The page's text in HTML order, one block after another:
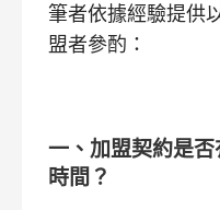
筆者依據經驗提供
盟者參酌：
一、加盟契約是
時間？